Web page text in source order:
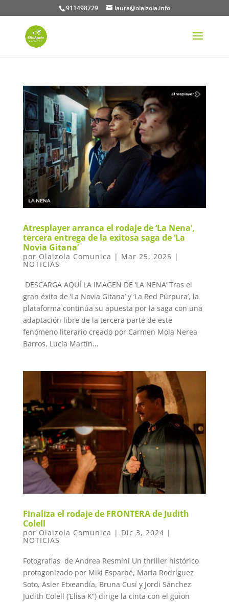
911498729 laura@olaizola.info
Atresplayer arranca el rodaje de ‘La Nena’,
tercera entrega de la exitosa saga de ‘La
Novia Gitana’
por Olaizola Comunica | Mar 25, 2025 |
NOTICIAS
DESCARGA AQUÍ LA IMAGEN DE ‘LA NENA’ Tras el
gran éxito de ‘La Novia Gitana’ y ‘La Red Púrpura’, la
plataforma continúa su apuesta por la saga con una
adaptación libre de la tercera parte de este
fenómeno literario creado por Carmen Mola Nerea
Barros, Lucía Martín...
Finaliza el rodaje de FRONTERA de Judith
Colell
por Olaizola Comunica | Dic 3, 2024 |
NOTICIAS
Fotografias de Andrea Resmini Un thriller histórico
protagonizado por Miki Esparbé, Maria Rodríguez
Soto, Asier Etxeandía, Bruna Cusí y Jordi Sánchez
Judith Colell (‘Elisa K”) dirige la cinta con el guion